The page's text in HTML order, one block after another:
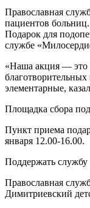
Православная
пациентов
Подарок для
службе
«Наша акция — это
элементарные,
Площадка сбора
Пункт приема
января 12.00-16.00.
Поддержать
Православная
Димитриевский